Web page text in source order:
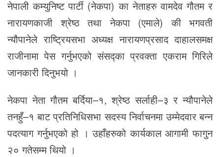
नेपाली कम्युनिष्ट पार्टी (नेकपा) का नेताहरु वामदेव गौतम र
नारायणकाजी श्रेष्ठ तथा नेकपा (एमाले) की भगवती
न्यौपानेले राष्ट्रियसभा अध्यक्ष नारायणप्रसाद दाहालसमक्ष
राजीनामा पेस गर्नुभएको संसद्का प्रवक्ता एकराम गिरिले
जानकारी दिनुभयो ।
नेकपा नेता गौतम बर्दिया–१, श्रेष्ठ सर्लाही–३ र न्यौपानेले
तनहुँ–१ बाट प्रतिनिधिसभा सदस्य निर्वाचनमा उम्मेदवार बन्न
पदत्याग गर्नुभएको हो । उहाँहरुको कार्यकाल आगामी फागुन
२० गतेसम्म थियो ।